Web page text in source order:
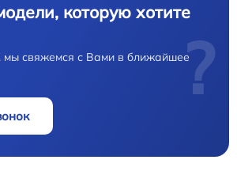
которую хотите
мы свяжемся с Вами в ближайшее?